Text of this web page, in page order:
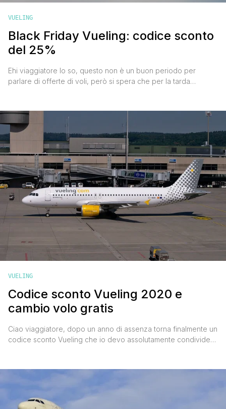
VUELING
Black Friday Vueling: codice sconto
del 25%
Ehi viaggiatore lo so, questo non è un buon periodo per
parlare di offerte di voli, però si spera che per la tarda
diritto a un 25% di sconto sui voli e un cambio data o
cancellazione [']
VUELING
Codice sconto Vueling 2020 e
cambio volo gratis
Ciao viaggiatore, dopo un anno di assenza torna finalmente un
codice sconto Vueling che io devo assolutamente condividere
ritorno da effettuarsi tra il 3 agosto e il 31 ottobre 2020, e
valido anche per [']